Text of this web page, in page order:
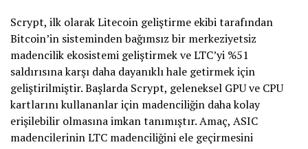
Scrypt, ilk olarak Litecoin geliştirme ekibi tarafından
Bitcoin’in sisteminden bağımsız bir merkeziyetsiz
madencilik ekosistemi geliştirmek ve LTC’yi %51
saldırısına karşı daha dayanıklı hale getirmek için
geliştirilmiştir. Başlarda Scrypt, geleneksel GPU ve CPU
kartlarını kullananlar için madenciliğin daha kolay
erişilebilir olmasına imkan tanımıştır. Amaç, ASIC
madencilerinin LTC madenciliğini ele geçirmesini